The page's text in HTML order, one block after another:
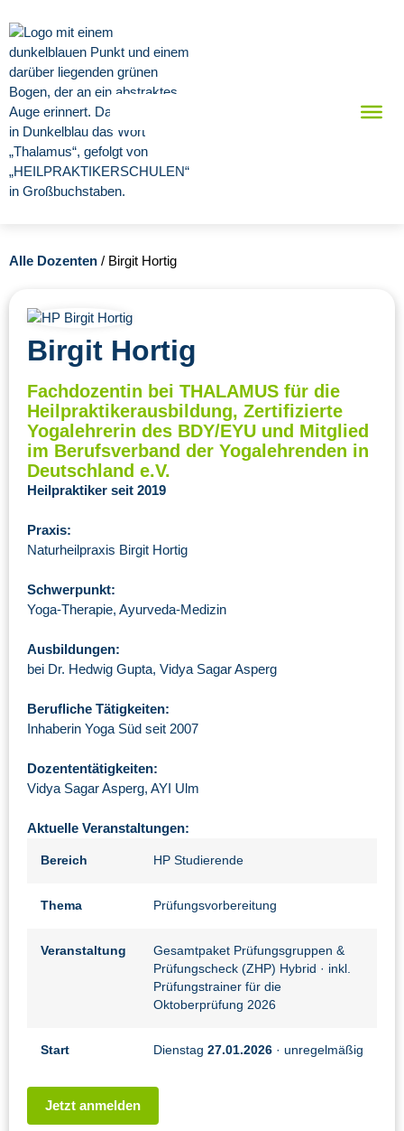
Alle Dozenten / Birgit Hortig
Birgit Hortig
Fachdozentin bei THALAMUS für die
Heilpraktikerausbildung, Zertifizierte
Yogalehrerin des BDY/EYU und Mitglied
im Berufsverband der Yogalehrenden in
Deutschland e.V.
Heilpraktiker seit 2019
Praxis:
Naturheilpraxis Birgit Hortig
Schwerpunkt:
Yoga-Therapie, Ayurveda-Medizin
Ausbildungen:
bei Dr. Hedwig Gupta, Vidya Sagar Asperg
Berufliche Tätigkeiten:
Inhaberin Yoga Süd seit 2007
Dozententätigkeiten:
Vidya Sagar Asperg, AYI Ulm
Aktuelle Veranstaltungen:
Bereich HP Studierende
Thema Prüfungsvorbereitung
Veranstaltung
Gesamtpaket Prüfungsgruppen &
Prüfungscheck (ZHP) Hybrid · inkl.
Prüfungstrainer für die
Oktoberprüfung 2026
Start Dienstag 27.01.2026 · unregelmäßig
Jetzt anmelden